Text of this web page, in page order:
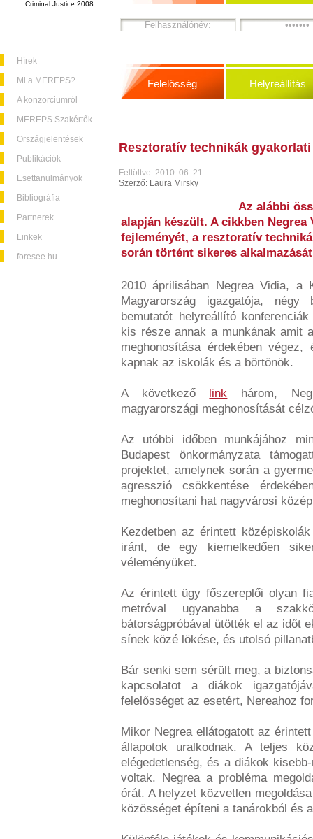
Criminal Justice 2008
Hírek
Mi a MEREPS?
A konzorciumról
MEREPS Szakértők
Országjelentések
Publikációk
Esettanulmányok
Bibliográfia
Partnerek
Linkek
foresee.hu
Felelősség Helyreállítás
Resztoratív technikák
Feltöltve: 2010. 06. 21.
Szerző: Laura Mirsky
Az alábbi
alapján készült. A cikkben
fejleményét, a resztoratív
során történt sikeres
2010 áprilisában Negrea Vidia, a
Magyarország igazgatója, négy
bemutatót helyreállító
kis része annak a munkának amit
meghonosítása érdekében
kapnak az iskolák és a börtönök.
A következő link három,
magyarországi meghonosítását
Az utóbbi időben munkájához
Budapest önkormányzata
projektet, amelynek során a
agresszió csökkentése
meghonosítani hat nagyvárosi
Kezdetben az érintett
iránt, de egy kiemelkedően
véleményüket.
Az érintett ügy főszereplői olyan
metróval ugyanabba a
bátorságpróbával ütötték el az időt
sínek közé lökése, és utolsó
Bár senki sem sérült meg, a
kapcsolatot a diákok
felelősséget az esetért, Nereahoz
Mikor Negrea ellátogatott az
állapotok uralkodnak. A teljes
elégedetlenség, és a diákok
voltak. Negrea a probléma
órát. A helyzet közvetlen
közösséget építeni a tanárokból és